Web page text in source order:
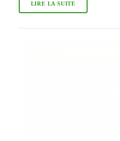
LIRE LA SUITE